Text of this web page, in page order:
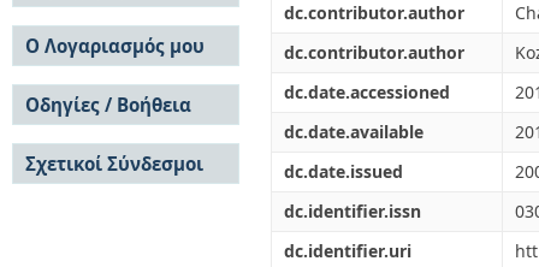
dc.contributor.author
dc.contributor.author
dc.date.accessioned
dc.date.available
dc.date.issued
dc.identifier.issn
dc.identifier.uri
Σε όλο το DSpace
Κοινότητες & Συλλογές
Ανά Ημερομηνία
Έκδοσης
Συγγραφείς
Τίτλοι
Θέματα
Ο Λογαριασμός μου
Σύνδεση
Εγγραφή
Οδηγίες / Βοήθεια
Οδηγίες Υποβολής
Οδηγίες Χρήσης ΙΑ
Συχνές Ερωτήσεις
Σχετικοί Σύνδεσμοι